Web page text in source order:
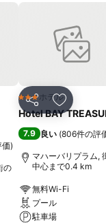
に追加
)
の
シェア お気に入
3 ホテルのランク
ホテル
Hotel BAY
7.9 良い (806件の評
マハーバリプラム,
中心まで0.4 km
無料Wi-Fi
プール
駐車場